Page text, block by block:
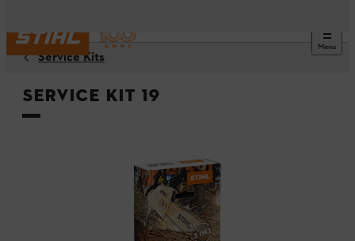
Menu
Service Kits
Service Kit 19